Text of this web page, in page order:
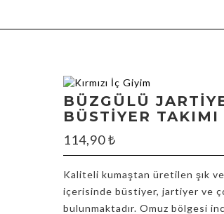
BÜZGÜLÜ
BÜSTIYER TAKIMI
114,90₺
Kaliteli kumaştan üretilen şık ve
içerisinde büstiyer, jartiyer ve
bulunmaktadır. Omuz bölgesi